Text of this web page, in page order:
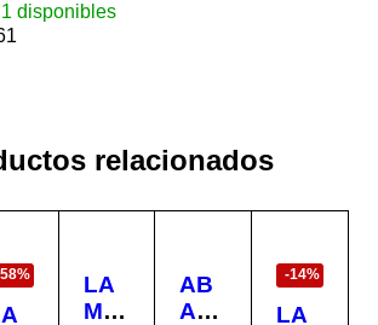
1 disponibles
relacionados
LA
MP
AB
ANI
-14%
LA